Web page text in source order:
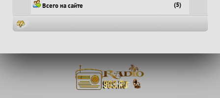
Всего на сайте (5)